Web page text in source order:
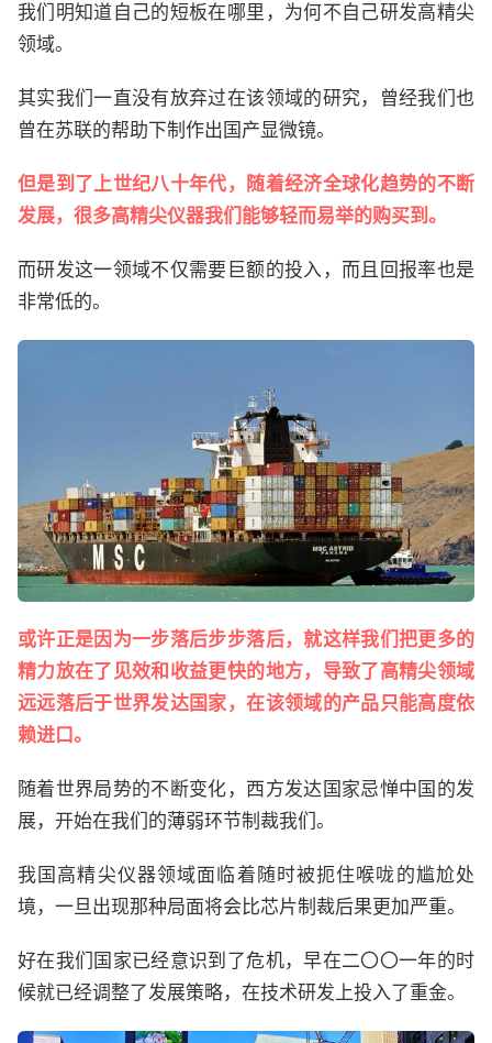
我们明知道自己的短板在哪里，为何不自己研发高精尖
领域。
其实我们一直没有放弃过在该领域的研究，曾经我们也
曾在苏联的帮助下制作出国产显微镜。
但是到了上世纪八十年代，随着经济全球化趋势的不断
发展，很多高精尖仪器我们能够轻而易举的购买到。
而研发这一领域不仅需要巨额的投入，而且回报率也是
非常低的。
或许正是因为一步落后步步落后，就这样我们把更多的
精力放在了见效和收益更快的地方，导致了高精尖领域
远远落后于世界发达国家，在该领域的产品只能高度依
赖进口。
随着世界局势的不断变化，西方发达国家忌惮中国的发
展，开始在我们的薄弱环节制裁我们。
我国高精尖仪器领域面临着随时被扼住喉咙的尴尬处
境，一旦出现那种局面将会比芯片制裁后果更加严重。
好在我们国家已经意识到了危机，早在二〇〇一年的时
候就已经调整了发展策略，在技术研发上投入了重金。